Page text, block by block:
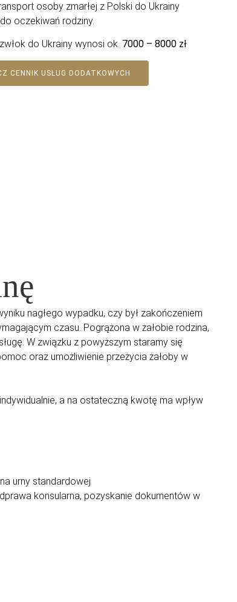
osoby zmarłej z Polski do Ukrainy
oczekiwań rodziny.
do Ukrainy wynosi ok. 7000 – 8000 zł
CENNIK USŁUG DODATKOWYCH
nagłego wypadku, czy był zakończeniem
czasu. Pogrążona w żałobie rodzina,
W związku z powyższym staramy się
oraz umożliwienie przeżycia żałoby w
a na ostateczną kwotę ma wpływ
urny standardowej
konsularna, pozyskanie dokumentów w